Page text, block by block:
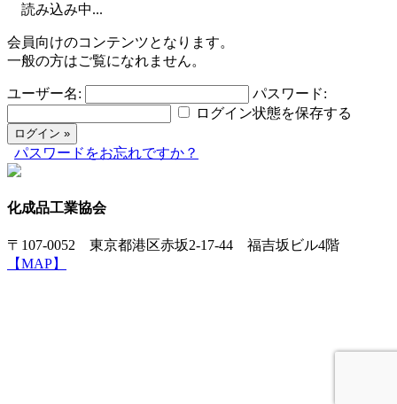
読み込み中...
会員向けのコンテンツとなります。
一般の方はご覧になれません。
ユーザー名:
パスワード:
ログイン状態を保存する
パスワードをお忘れですか？
化成品工業協会
〒107-0052 東京都港区赤坂2-17-44 福吉坂ビル4階
【MAP】